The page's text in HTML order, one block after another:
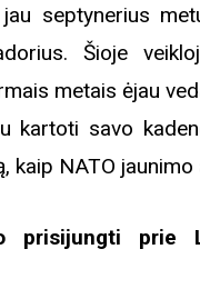
septynerius
Šioje
metais ėjau
kartoti savo
kaip NATO
prisijungti prie